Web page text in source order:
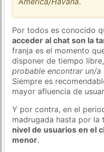
Por todos es conocido
acceder al chat son la
franja es el momento
disponer de tiempo
probable encontrar un/a
Siempre es
mayor afluencia de
Y por contra, en el
madrugada hasta por
nivel de usuarios en el
menor.